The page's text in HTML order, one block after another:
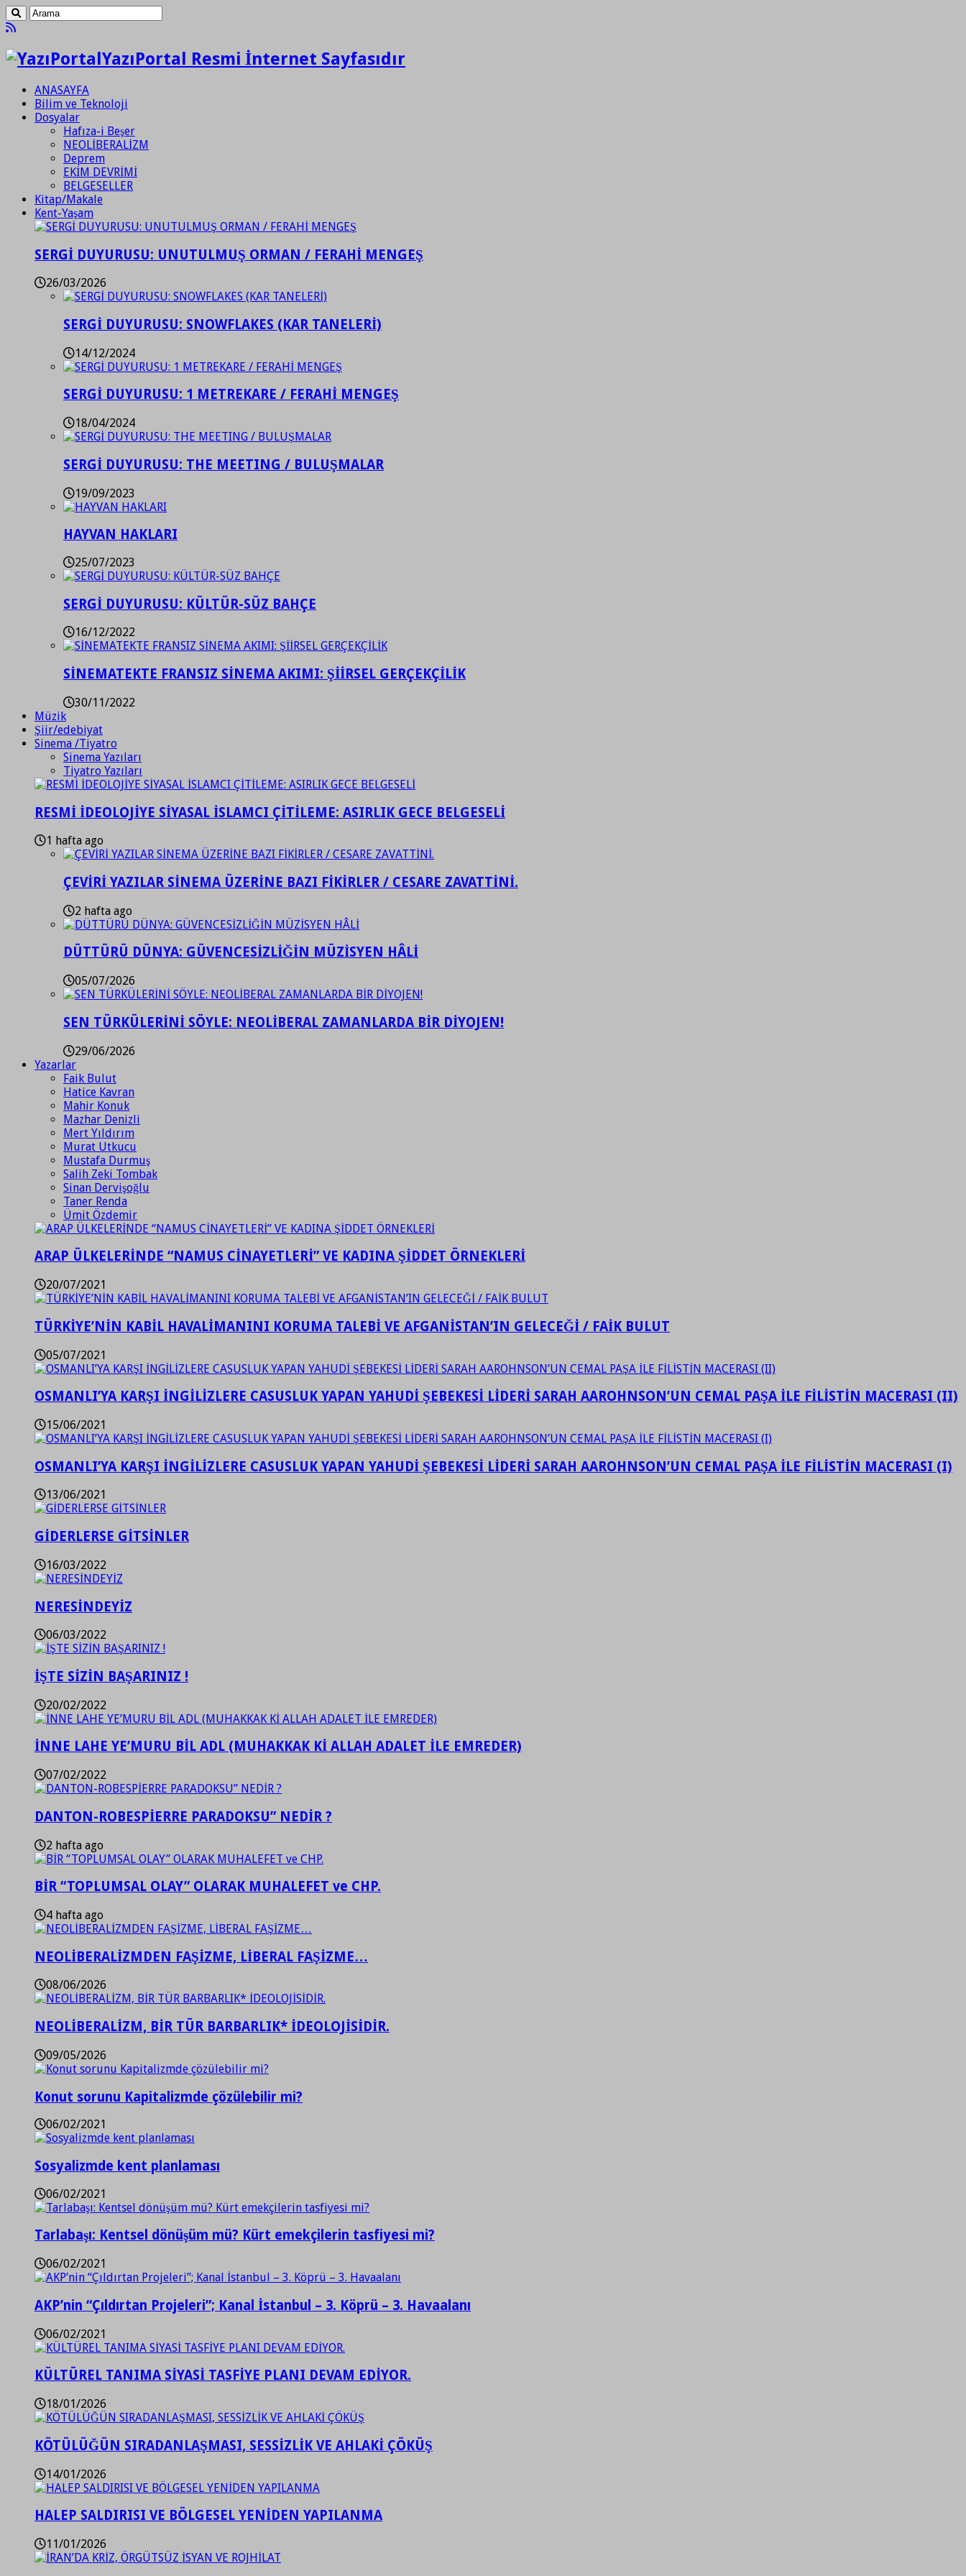
YazıPortal Resmi İnternet Sayfasıdır
ANASAYFA
Bilim ve Teknoloji
Dosyalar
Hafıza-i Beşer
NEOLİBERALİZM
Deprem
EKİM DEVRİMİ
BELGESELLER
Kitap/Makale
Kent-Yaşam
SERGİ DUYURUSU: UNUTULMUŞ ORMAN / FERAHİ MENGEŞ
26/03/2026
SERGİ DUYURUSU: SNOWFLAKES (KAR TANELERİ)
14/12/2024
SERGİ DUYURUSU: 1 METREKARE / FERAHİ MENGEŞ
18/04/2024
SERGİ DUYURUSU: THE MEETING / BULUŞMALAR
19/09/2023
HAYVAN HAKLARI
25/07/2023
SERGİ DUYURUSU: KÜLTÜR-SÜZ BAHÇE
16/12/2022
SİNEMATEKTE FRANSIZ SİNEMA AKIMI: ŞİİRSEL GERÇEKÇİLİK
30/11/2022
Müzik
Şiir/edebiyat
Sinema /Tiyatro
Sinema Yazıları
Tiyatro Yazıları
RESMİ İDEOLOJİYE SİYASAL İSLAMCI ÇİTİLEME: ASIRLIK GECE BELGESELİ
1 hafta ago
ÇEVİRİ YAZILAR SİNEMA ÜZERİNE BAZI FİKİRLER / CESARE ZAVATTİNİ.
2 hafta ago
DÜTTÜRÜ DÜNYA: GÜVENCESİZLİĞİN MÜZİSYEN HÂLİ
05/07/2026
SEN TÜRKÜLERİNİ SÖYLE: NEOLİBERAL ZAMANLARDA BİR DİYOJEN!
29/06/2026
Yazarlar
Faik Bulut
Hatice Kavran
Mahir Konuk
Mazhar Denizli
Mert Yıldırım
Murat Utkucu
Mustafa Durmuş
Salih Zeki Tombak
Sinan Dervişoğlu
Taner Renda
Ümit Özdemir
ARAP ÜLKELERİNDE “NAMUS CİNAYETLERİ” VE KADINA ŞİDDET ÖRNEKLERİ
20/07/2021
TÜRKİYE’NİN KABİL HAVALİMANINI KORUMA TALEBİ VE AFGANİSTAN’IN GELECEĞİ / FAİK BULUT
05/07/2021
OSMANLI’YA KARŞI İNGİLİZLERE CASUSLUK YAPAN YAHUDİ ŞEBEKESİ LİDERİ SARAH AAROHNSON’UN CEMAL PAŞA İLE FİLİSTİN MACERASI (II)
15/06/2021
OSMANLI’YA KARŞI İNGİLİZLERE CASUSLUK YAPAN YAHUDİ ŞEBEKESİ LİDERİ SARAH AAROHNSON’UN CEMAL PAŞA İLE FİLİSTİN MACERASI (I)
13/06/2021
GİDERLERSE GİTSİNLER
16/03/2022
NERESİNDEYİZ
06/03/2022
İŞTE SİZİN BAŞARINIZ !
20/02/2022
İNNE LAHE YE’MURU BİL ADL (MUHAKKAK Kİ ALLAH ADALET İLE EMREDER)
07/02/2022
DANTON-ROBESPİERRE PARADOKSU” NEDİR ?
2 hafta ago
BİR “TOPLUMSAL OLAY” OLARAK MUHALEFET ve CHP.
4 hafta ago
NEOLİBERALİZMDEN FAŞİZME, LİBERAL FAŞİZME…
08/06/2026
NEOLİBERALİZM, BİR TÜR BARBARLIK* İDEOLOJİSİDİR.
09/05/2026
Konut sorunu Kapitalizmde çözülebilir mi?
06/02/2021
Sosyalizmde kent planlaması
06/02/2021
Tarlabaşı: Kentsel dönüşüm mü? Kürt emekçilerin tasfiyesi mi?
06/02/2021
AKP’nin “Çıldırtan Projeleri”; Kanal İstanbul – 3. Köprü – 3. Havaalanı
06/02/2021
KÜLTÜREL TANIMA SİYASİ TASFİYE PLANI DEVAM EDİYOR.
18/01/2026
KÖTÜLÜĞÜN SIRADANLAŞMASI, SESSİZLİK VE AHLAKİ ÇÖKÜŞ
14/01/2026
HALEP SALDIRISI VE BÖLGESEL YENİDEN YAPILANMA
11/01/2026